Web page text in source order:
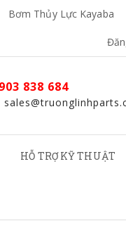
Bơm Thủy Lực Kayaba
838 684
HỖ TRỢ KỸ THUẬT